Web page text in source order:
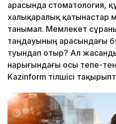
арасында стоматология,
халықаралық қатынастар
танымал. Мемлекет
таңдауының арасындағы
туындап отыр? Ал
нарығындағы осы тепе-
Kazinform тілшісі